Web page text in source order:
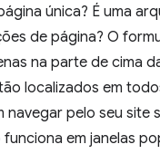
única? É uma
de página? O
na parte de cima
localizados em
navegar pelo seu site
em janelas